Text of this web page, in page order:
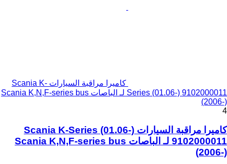
كاميرا مراقبة السيارات Scania K-
Series (01.06-) 9102000011 لـ الباصات Scania K,N,F-series bus
(2006-)
4
كاميرا مراقبة السيارات Scania K-Series (01.06-)
9102000011 لـ الباصات Scania K,N,F-series bus
(2006-)